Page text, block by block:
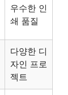
우수한 인
쇄 품질
다양한 디
자인 프로
젝트